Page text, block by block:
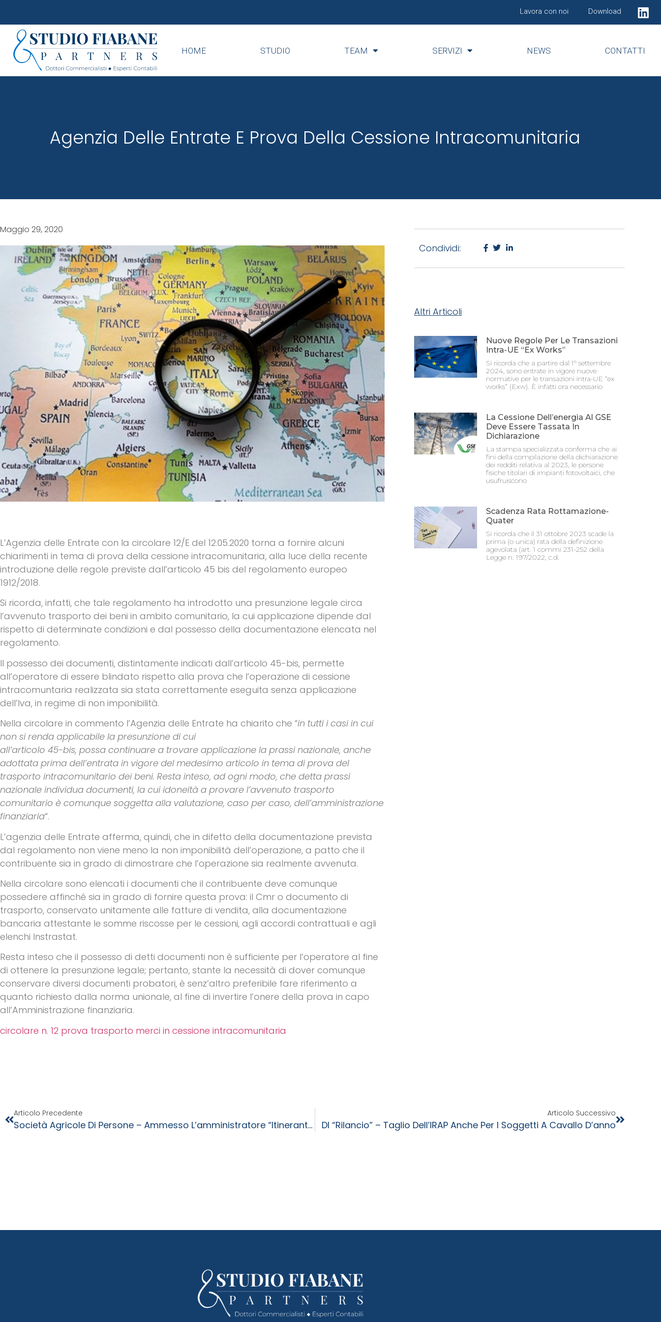
Lavora con noi Download
HOME STUDIO TEAM SERVIZI NEWS CONTATTI
Agenzia Delle Entrate E Prova Della Cessione Intracomunitaria
Maggio 29, 2020
L’Agenzia delle Entrate con la circolare 12/E del 12.05.2020 torna a fornire alcuni
chiarimenti in tema di prova della cessione intracomunitaria, alla luce della recente
introduzione delle regole previste dall’articolo 45 bis del regolamento europeo
1912/2018.
Si ricorda, infatti, che tale regolamento ha introdotto una presunzione legale circa
l’avvenuto trasporto dei beni in ambito comunitario, la cui applicazione dipende dal
rispetto di determinate condizioni e dal possesso della documentazione elencata nel
regolamento.
Il possesso dei documenti, distintamente indicati dall’articolo 45-bis, permette
all’operatore di essere blindato rispetto alla prova che l’operazione di cessione
intracomuntaria realizzata sia stata correttamente eseguita senza applicazione
dell’Iva, in regime di non imponibilità.
Nella circolare in commento l’Agenzia delle Entrate ha chiarito che “in tutti i casi in cui
non si renda applicabile la presunzione di cui
all’articolo 45-bis, possa continuare a trovare applicazione la prassi nazionale, anche
adottata prima dell’entrata in vigore del medesimo articolo in tema di prova del
trasporto intracomunitario dei beni. Resta inteso, ad ogni modo, che detta prassi
nazionale individua documenti, la cui idoneità a provare l’avvenuto trasporto
comunitario è comunque soggetta alla valutazione, caso per caso, dell’amministrazione
finanziaria“.
L’agenzia delle Entrate afferma, quindi, che in difetto della documentazione prevista
dal regolamento non viene meno la non imponibilità dell’operazione, a patto che il
contribuente sia in grado di dimostrare che l’operazione sia realmente avvenuta.
Nella circolare sono elencati i documenti che il contribuente deve comunque
possedere affinché sia in grado di fornire questa prova: il Cmr o documento di
trasporto, conservato unitamente alle fatture di vendita, alla documentazione
bancaria attestante le somme riscosse per le cessioni, agli accordi contrattuali e agli
elenchi Instrastat.
Resta inteso che il possesso di detti documenti non è sufficiente per l’operatore al fine
di ottenere la presunzione legale; pertanto, stante la necessità di dover comunque
conservare diversi documenti probatori, è senz’altro preferibile fare riferimento a
quanto richiesto dalla norma unionale, al fine di invertire l’onere della prova in capo
all’Amministrazione finanziaria.
circolare n. 12 prova trasporto merci in cessione intracomunitaria
Condividi:
Altri Articoli
Nuove Regole Per Le Transazioni
Intra-UE “Ex Works”
Si ricorda che a partire dal 1° settembre
2024, sono entrate in vigore nuove
normative per le transazioni intra-UE “ex
works” (Exw). È infatti ora necessario
La Cessione Dell’energia Al GSE
Deve Essere Tassata In
Dichiarazione
La stampa specializzata conferma che ai
fini della compilazione della dichiarazione
dei redditi relativa al 2023, le persone
fisiche titolari di impianti fotovoltaici, che
usufruiscono
Scadenza Rata Rottamazione-
Quater
Si ricorda che il 31 ottobre 2023 scade la
prima (o unica) rata della definizione
agevolata (art. 1 commi 231-252 della
Legge n. 197/2022, c.d.
Articolo Precedente
Società Agricole Di Persone – Ammesso L’amministratore “itinerante”
Articolo Successivo
Dl “Rilancio” – Taglio Dell’IRAP Anche Per I Soggetti A Cavallo D’anno